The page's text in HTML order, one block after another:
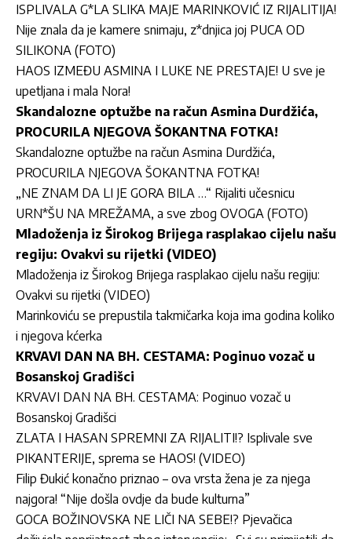
ISPLIVALA G*LA SLIKA MAJE MARINKOVIĆ IZ RIJALITIJA!
Nije znala da je kamere snimaju, z*dnjica joj PUCA OD
SILIKONA (FOTO)
HAOS IZMEĐU ASMINA I LUKE NE PRESTAJE! U sve je
upetljana i mala Nora!
Skandalozne optužbe na račun Asmina Durdžića,
PROCURILA NJEGOVA ŠOKANTNA FOTKA!
Skandalozne optužbe na račun Asmina Durdžića,
PROCURILA NJEGOVA ŠOKANTNA FOTKA!
„NE ZNAM DA LI JE GORA BILA …“ Rijaliti učesnicu
URN*ŠU NA MREŽAMA, a sve zbog OVOGA (FOTO)
Mladoženja iz Širokog Brijega rasplakao cijelu našu
regiju: Ovakvi su rijetki (VIDEO)
Mladoženja iz Širokog Brijega rasplakao cijelu našu regiju:
Ovakvi su rijetki (VIDEO)
Marinkoviću se prepustila takmičarka koja ima godina koliko
i njegova kćerka
KRVAVI DAN NA BH. CESTAMA: Poginuo vozač u
Bosanskoj Gradišci
KRVAVI DAN NA BH. CESTAMA: Poginuo vozač u
Bosanskoj Gradišci
ZLATA I HASAN SPREMNI ZA RIJALITI!? Isplivale sve
PIKANTERIJE, sprema se HAOS! (VIDEO)
Filip Đukić konačno priznao – ova vrsta žena je za njega
najgora! “Nije došla ovdje da bude kulturna”
GOCA BOŽINOVSKA NE LIČI NA SEBE!? Pjevačica